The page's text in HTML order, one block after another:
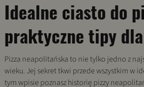
Idealne ciasto do
praktyczne tipy
Pizza neapolitańska to nie tylko jedno z
wieku. Jej sekret tkwi przede wszystkim w
tym wpisie poznasz historię pizzy